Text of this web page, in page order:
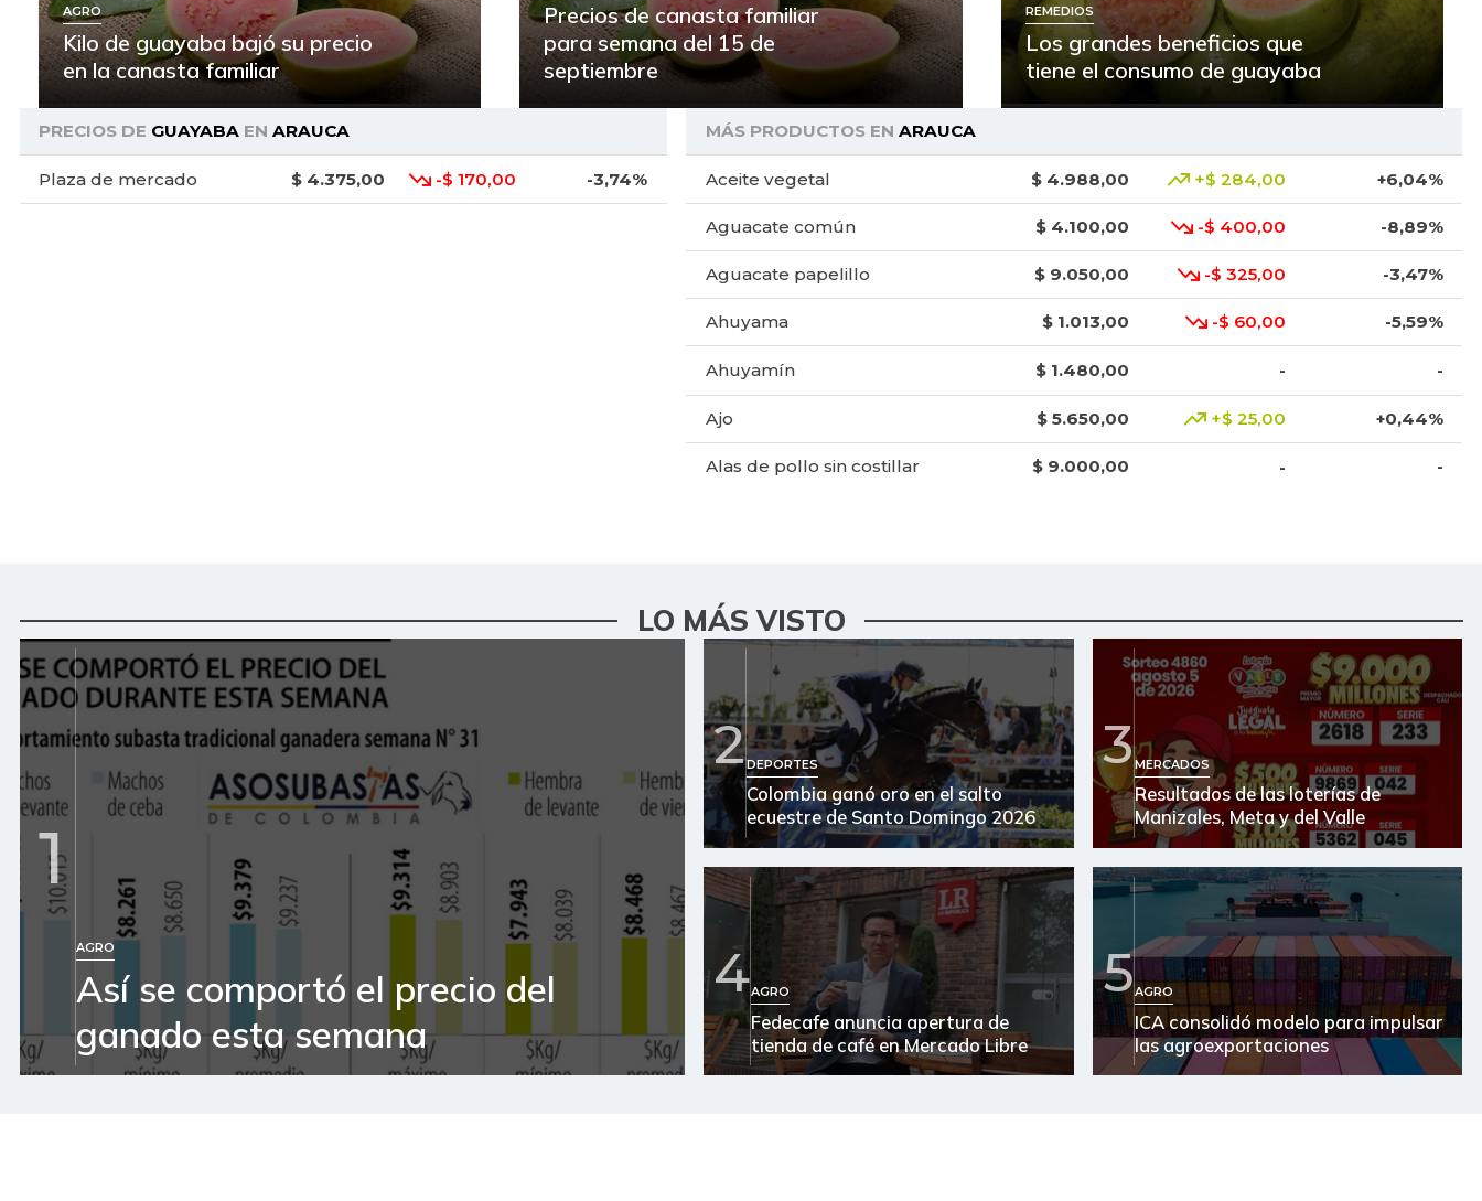
AGRO
Kilo de guayaba bajó su precio
en la canasta familiar
Precios de canasta familiar
para semana del 15 de
septiembre
REMEDIOS
Los grandes beneficios que
tiene el consumo de guayaba
PRECIOS DE GUAYABAEN ARAUCA
Plaza de mercado $ 4.375,00 -$ 170,00 -3,74%
MÁS PRODUCTOS EN ARAUCA
Aceite vegetal $ 4.988,00 +$ 284,00 +6,04%
Aguacate común $ 4.100,00 -$ 400,00 -8,89%
Aguacate papelillo $ 9.050,00 -$ 325,00 -3,47%
Ahuyama $ 1.013,00 -$ 60,00 -5,59%
Ahuyamín $ 1.480,00 - -
Ajo $ 5.650,00 +$ 25,00 +0,44%
Alas de pollo sin costillar $ 9.000,00 - -
Arroz de primera
$ 7.174,00
Atún en lata $ 20.380,00 -
Avena en hojuelas $ 7.533,00
Azúcar $ 2.761,00 +$ 3,00
Azúcar morena $ 3.810,00 - -
Azúcar refinada $ 2.920,00 -
Bagre rayado entero fresco $ 21.000,00 - -
Banano Urabá $ 3.278,00 - -
Banano criollo $ 1.389,00 +$ 56,00 +4,20%
LO MÁS VISTO
1
AGRO
Así se comportó el precio del
ganado esta semana
2DEPORTES
Colombia ganó oro en el salto
ecuestre de Santo Domingo 2026
3MERCADOS
Resultados de las loterías de
Manizales, Meta y del Valle
4AGRO
Fedecafe anuncia apertura de
tienda de café en Mercado Libre
5AGRO
ICA consolidó modelo para impulsar
las agroexportaciones